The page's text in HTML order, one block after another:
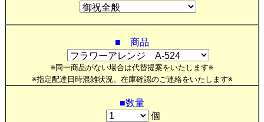
■ 商品
※同一商品がない場合は代替提案をいたします※
※指定配達日時混雑状況、在庫確認のご連絡をいたします※
■数量
個